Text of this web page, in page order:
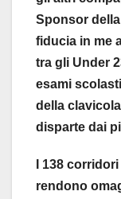
Sponsor
fiducia in me
tra gli Under
esami
della
disparte dai
I 138
rendono